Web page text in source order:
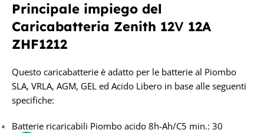
Principale impiego del
Caricabatteria Zenith 12V 12A
ZHF1212
Questo caricabatterie è adatto per le batterie al Piombo
SLA, VRLA, AGM, GEL ed Acido Libero in base alle seguenti
specifiche:
Batterie ricaricabili Piombo acido 8h-Ah/C5 min.: 30